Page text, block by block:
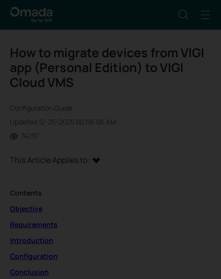
How to migrate devices from VIGI
app (Personal Edition) to VIGI
Cloud VMS
Configuration Guide
Updated 12-25-2025 00:56:06 AM
74297
This Article Applies to:
Contents
Objective
Requirements
Introduction
Configuration
Conclusion